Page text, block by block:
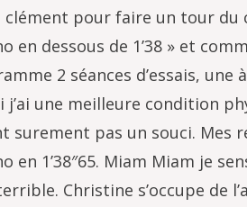
clément pour faire un tour
en dessous de 1’38 » et
2 séances d’essais,
j’ai une meilleure condition
surement pas un souci. Mes
en 1’38″65. Miam Miam je
Christine s’occupe de